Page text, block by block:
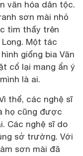
văn hóa dân tộc.
sơn mài nhỏ
tìm thấy trên
Một tác
giống bia Văn
cổ lại mang ẩn ý
là ai.
thế, các nghệ sĩ
họ cũng được
Các nghệ sĩ do
sở trường. Với
sơn mài đã